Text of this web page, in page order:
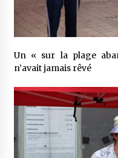
Un « sur la plage
n’avait jamais rêvé